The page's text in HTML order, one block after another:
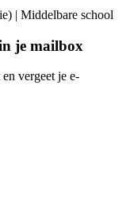
| Middelbare school
je mailbox
vergeet je e-